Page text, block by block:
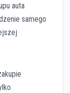
auta
samego